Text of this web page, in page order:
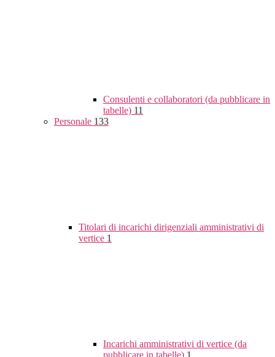
Consulenti e collaboratori (da pubblicare in
tabelle) 11
Personale 133
Titolari di incarichi dirigenziali amministrativi di
vertice 1
Incarichi amministrativi di vertice (da